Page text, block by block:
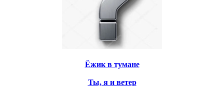
Ёжик в тумане
Ты, я и ветер